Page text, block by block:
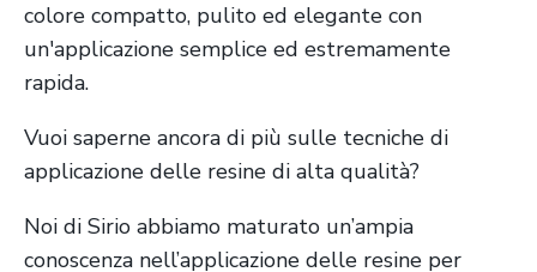
colore compatto, pulito ed elegante con
un'applicazione semplice ed estremamente
rapida.
Vuoi saperne ancora di più sulle tecniche di
applicazione delle resine di alta qualità?
Noi di Sirio abbiamo maturato un’ampia
conoscenza nell’applicazione delle resine per